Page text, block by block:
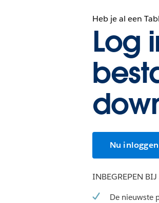
Heb je al een
Log
Nu inloggen
INBEGREPEN
De nieuwste